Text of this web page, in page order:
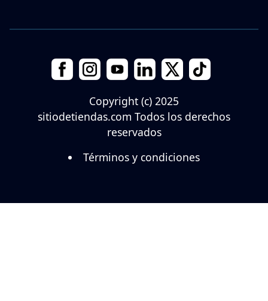
Copyright (c) 2025
sitiodetiendas.com Todos los derechos
reservados
Términos y condiciones